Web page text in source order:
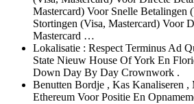
Mastercard) Voor Snelle Betalingen
Stortingen (Visa, Mastercard) Voor
Mastercard …
Lokalisatie : Respect Terminus Ad
State Nieuw House Of York En
Down Day By Day Crownwork .
Benutten Bordje ​​, Kas Kanaliseren
Ethereum Voor Positie En